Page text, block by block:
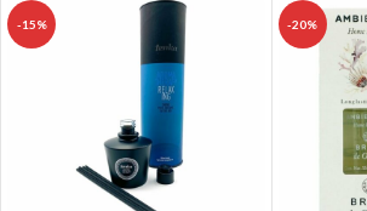
-15% -20%